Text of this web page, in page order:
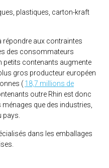
plastiques, carton-kraft
répondre aux contraintes
des consommateurs
petits contenants augmente
gros producteur européen
( 18,7 millions de
outre Rhin est donc
que des industries,
pays.
dans les emballages